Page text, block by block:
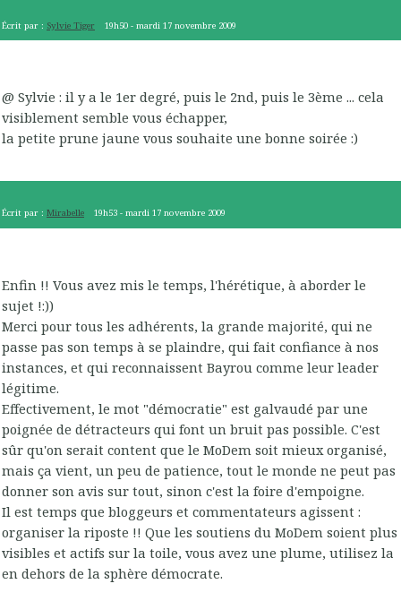
Écrit par : Sylvie Tiger 19h50 -mardi 17 novembre 2009
@ Sylvie : il y a le 1er degré, puis le 2nd, puis le 3ème ... cela
visiblement semble vous échapper,
la petite prune jaune vous souhaite une bonne soirée :)
Écrit par : Mirabelle 19h53 -mardi 17 novembre 2009
Enfin !! Vous avez mis le temps, l'hérétique, à aborder le
sujet !:))
Merci pour tous les adhérents, la grande majorité, qui ne
passe pas son temps à se plaindre, qui fait confiance à nos
instances, et qui reconnaissent Bayrou comme leur leader
légitime.
Effectivement, le mot "démocratie" est galvaudé par une
poignée de détracteurs qui font un bruit pas possible. C'est
sûr qu'on serait content que le MoDem soit mieux organisé,
mais ça vient, un peu de patience, tout le monde ne peut pas
donner son avis sur tout, sinon c'est la foire d'empoigne.
Il est temps que bloggeurs et commentateurs agissent :
organiser la riposte !! Que les soutiens du MoDem soient plus
visibles et actifs sur la toile, vous avez une plume, utilisez la
en dehors de la sphère démocrate.